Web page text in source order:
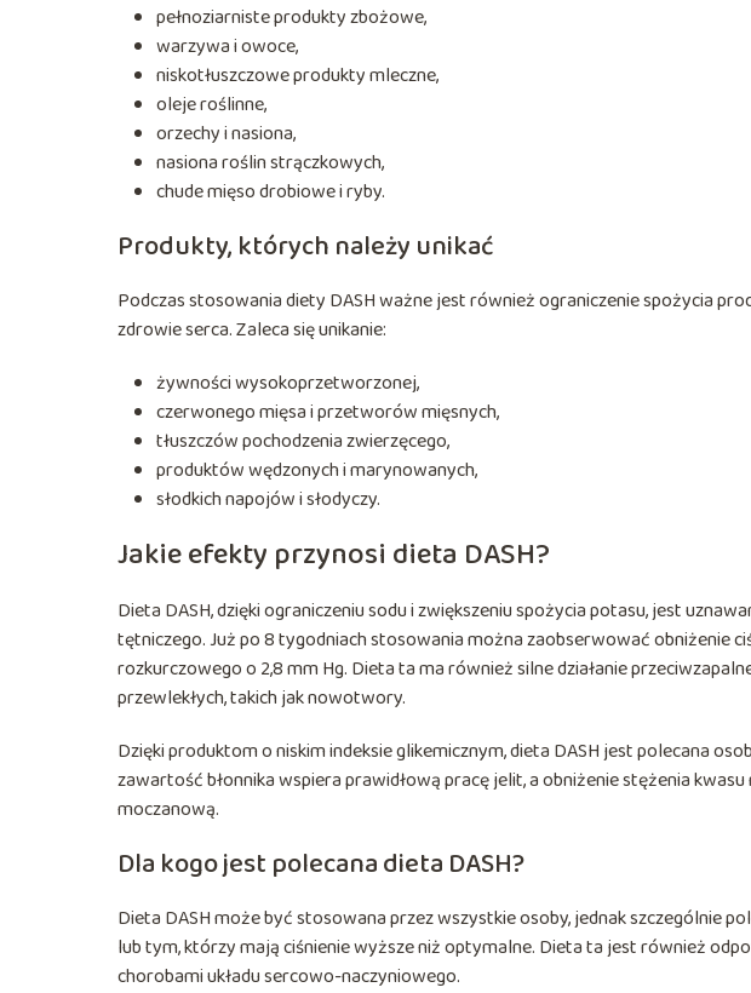
pełnoziarniste produkty zbożowe,
warzywa i owoce,
niskotłuszczowe produkty mleczne,
oleje roślinne,
orzechy i nasiona,
nasiona roślin strączkowych,
chude mięso drobiowe i ryby.
Produkty, których należy unikać
Podczas stosowania diety DASH ważne jest również ograniczenie spożycia
zdrowie serca. Zaleca się unikanie:
żywności wysokoprzetworzonej,
czerwonego mięsa i przetworów mięsnych,
tłuszczów pochodzenia zwierzęcego,
produktów wędzonych i marynowanych,
słodkich napojów i słodyczy.
Jakie efekty przynosi dieta DASH?
Dieta DASH, dzięki ograniczeniu sodu i zwiększeniu spożycia potasu, jest
tętniczego. Już po 8 tygodniach stosowania można zaobserwować obniżenie
rozkurczowego o 2,8 mm Hg. Dieta ta ma również silne działanie
przewlekłych, takich jak nowotwory.
Dzięki produktom o niskim indeksie glikemicznym, dieta DASH jest polecana
zawartość błonnika wspiera prawidłową pracę jelit, a obniżenie stężenia
moczanową.
Dla kogo jest polecana dieta DASH?
Dieta DASH może być stosowana przez wszystkie osoby, jednak szczególnie
lub tym, którzy mają ciśnienie wyższe niż optymalne. Dieta ta jest również
chorobami układu sercowo-naczyniowego.